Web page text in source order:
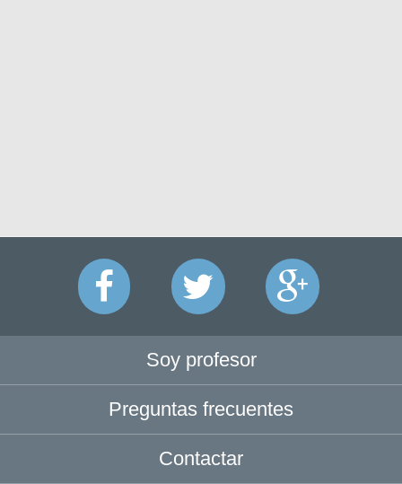
Soy profesor
Preguntas frecuentes
Contactar